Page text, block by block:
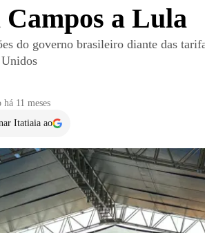
a Lula
do governo brasileiro diante das
há 11 meses
Itatiaia ao